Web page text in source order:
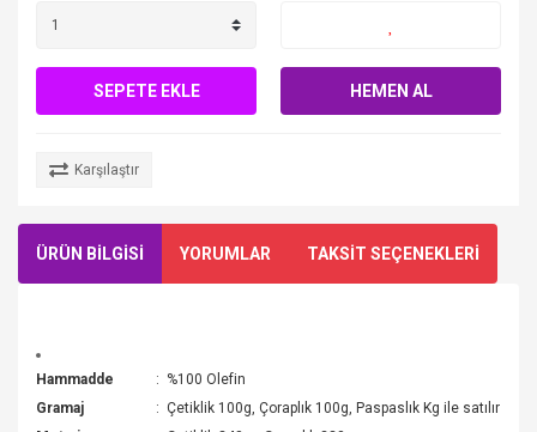
SEPETE EKLE HEMEN AL
Karşılaştır
ÜRÜN BİLGİSİ YORUMLAR TAKSİT SEÇENEKLERİ
Hammadde : %100 Olefin
Gramaj
: Çetiklik 100g, Çoraplık 100g, Paspaslık Kg ile satılır